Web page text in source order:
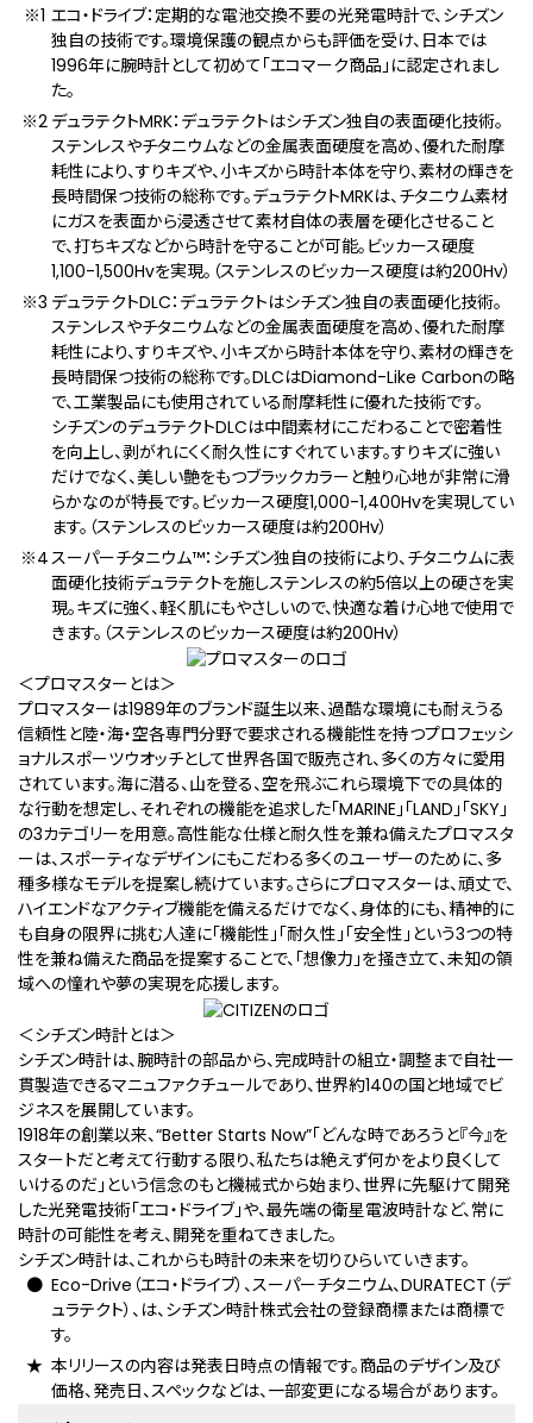
エコ・ドライブ：定期的な電池交換不要の光発電時計で、シチズン
独自の技術です。環境保護の観点からも評価を受け、日本では
1996年に腕時計として初めて「エコマーク商品」に認定されまし
た。
デュラテクトMRK：デュラテクトはシチズン独自の表面硬化技術。
ステンレスやチタニウムなどの金属表面硬度を高め、優れた耐摩
耗性により、すりキズや、小キズから時計本体を守り、素材の輝きを
長時間保つ技術の総称です。デュラテクトMRKは、チタニウム素材
にガスを表面から浸透させて素材自体の表層を硬化させること
で、打ちキズなどから時計を守ることが可能。ビッカース硬度
1,100-1,500Hvを実現。（ステンレスのビッカース硬度は約200Hv）
デュラテクトDLC：デュラテクトはシチズン独自の表面硬化技術。
ステンレスやチタニウムなどの金属表面硬度を高め、優れた耐摩
耗性により、すりキズや、小キズから時計本体を守り、素材の輝きを
長時間保つ技術の総称です。DLCはDiamond-Like Carbonの略
で、工業製品にも使用されている耐摩耗性に優れた技術です。
シチズンのデュラテクトDLCは中間素材にこだわることで密着性
を向上し、剥がれにくく耐久性にすぐれています。すりキズに強い
だけでなく、美しい艶をもつブラックカラーと触り心地が非常に滑
らかなのが特長です。ビッカース硬度1,000-1,400Hvを実現してい
ます。（ステンレスのビッカース硬度は約200Hv）
スーパーチタニウム™：シチズン独自の技術により、チタニウムに表
面硬化技術デュラテクトを施しステンレスの約5倍以上の硬さを実
現。キズに強く、軽く肌にもやさしいので、快適な着け心地で使用で
きます。（ステンレスのビッカース硬度は約200Hv）
＜プロマスターとは＞
プロマスターは1989年のブランド誕生以来、過酷な環境にも耐えうる
信頼性と陸・海・空各専門分野で要求される機能性を持つプロフェッシ
ョナルスポーツウオッチとして世界各国で販売され、多くの方々に愛用
されています。海に潜る、山を登る、空を飛ぶ――これら環境下での具体的
な行動を想定し、それぞれの機能を追求した「MARINE」「LAND」「SKY」
の3カテゴリーを用意。高性能な仕様と耐久性を兼ね備えたプロマスタ
ーは、スポーティなデザインにもこだわる多くのユーザーのために、多
種多様なモデルを提案し続けています。さらにプロマスターは、頑丈で、
ハイエンドなアクティブ機能を備えるだけでなく、身体的にも、精神的に
も自身の限界に挑む人達に「機能性」「耐久性」「安全性」という3つの特
性を兼ね備えた商品を提案することで、「想像力」を掻き立て、未知の領
域への憧れや夢の実現を応援します。
＜シチズン時計とは＞
シチズン時計は、腕時計の部品から、完成時計の組立・調整まで自社一
貫製造できるマニュファクチュールであり、世界約140の国と地域でビ
ジネスを展開しています。
1918年の創業以来、“Better Starts Now”「どんな時であろうと『今』を
スタートだと考えて行動する限り、私たちは絶えず何かをより良くして
いけるのだ」という信念のもと機械式から始まり、世界に先駆けて開発
した光発電技術「エコ・ドライブ」や、最先端の衛星電波時計など、常に
時計の可能性を考え、開発を重ねてきました。
シチズン時計は、これからも時計の未来を切りひらいていきます。
Eco-Drive（エコ・ドライブ）、スーパーチタニウム、DURATECT（デ
ュラテクト）、は、シチズン時計株式会社の登録商標または商標で
す。
本リリースの内容は発表日時点の情報です。商品のデザイン及び
価格、発売日、スペックなどは、一部変更になる場合があります。